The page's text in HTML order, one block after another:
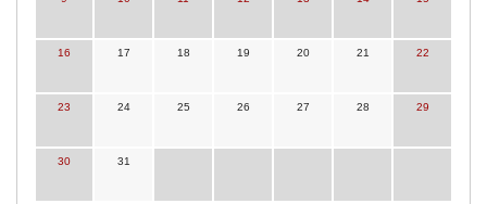
16 17 18 19 20 21 22
23 24 25 26 27 28 29
30 31